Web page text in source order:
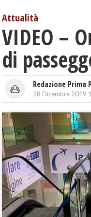
Attualità
VIDEO –
di
Redazione Prima
28 Dicembre 2019